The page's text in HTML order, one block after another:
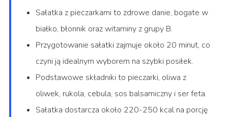
Sałatka z pieczarkami to zdrowe danie, bogate w
białko, błonnik oraz witaminy z grupy B.
Przygotowanie sałatki zajmuje około 20 minut, co
czyni ją idealnym wyborem na szybki posiłek.
Podstawowe składniki to pieczarki, oliwa z
oliwek, rukola, cebula, sos balsamiczny i ser feta.
Sałatka dostarcza około 220-250 kcal na porcję